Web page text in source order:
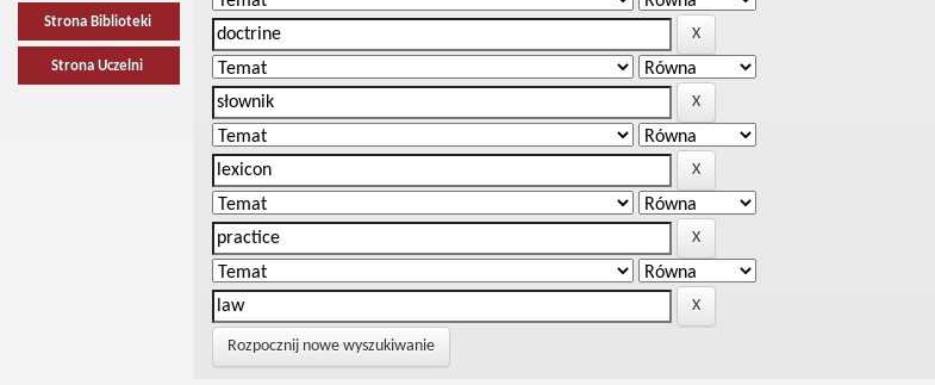
Strona Biblioteki
Strona Uczelni
Rozpocznij nowe wyszukiwanie